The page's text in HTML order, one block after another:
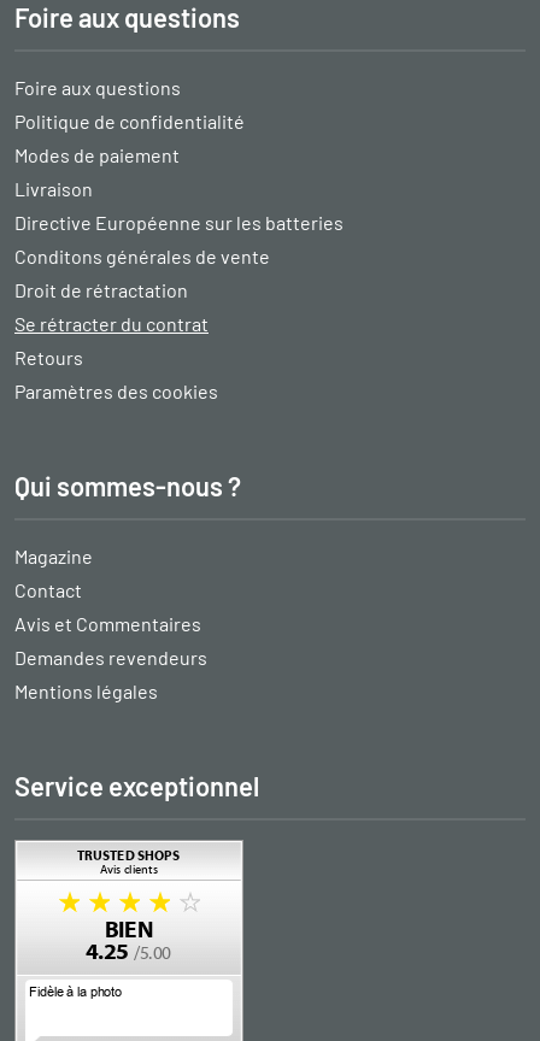
Foire aux questions
Foire aux questions
Politique de confidentialité
Modes de paiement
Livraison
Directive Européenne sur les batteries
Conditons générales de vente
Droit de rétractation
Se rétracter du contrat
Retours
Paramètres des cookies
Qui sommes-nous ?
Magazine
Contact
Avis et Commentaires
Demandes revendeurs
Mentions légales
Service exceptionnel